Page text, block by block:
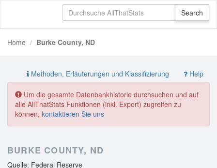
Home Burke County, ND
Methoden, Erläuterungen und Klassifizierung Help
Um die gesamte Datenbankhistorie durchsuchen und auf
alle AllThatStats Funktionen (inkl. Export) zugreifen zu
können, kontaktieren Sie uns
BURKE COUNTY, ND
Quelle: Federal Reserve